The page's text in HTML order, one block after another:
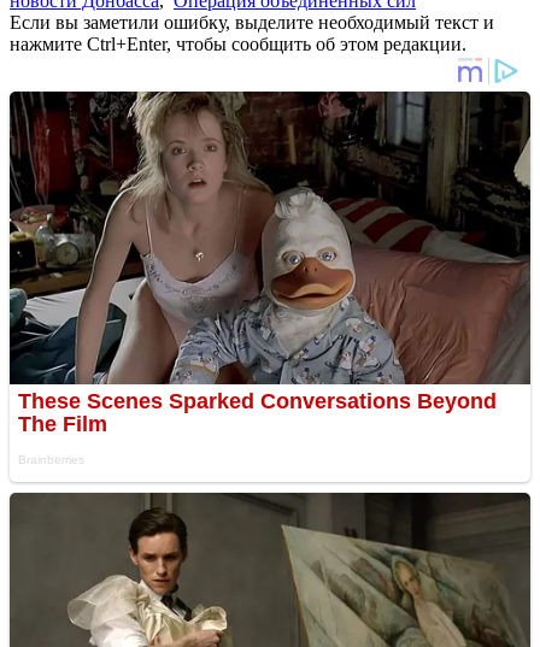
Если вы заметили ошибку, выделите необходимый текст и
нажмите Ctrl+Enter, чтобы сообщить об этом редакции.